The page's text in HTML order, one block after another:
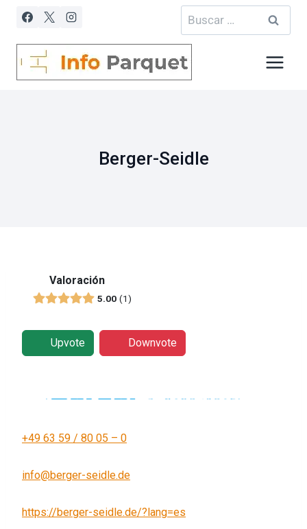
Saltar
contenido
Buscar:
Berger-Seidle
Valoración
5.00 1
Upvote Downvote
+49 63 59 / 80 05 – 0
info@berger-seidle.de
https://berger-seidle.de/?lang=es